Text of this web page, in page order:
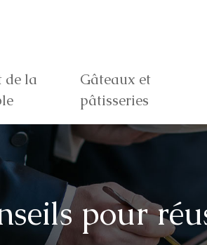
de la
Gâteaux et
pâtisseries
pour